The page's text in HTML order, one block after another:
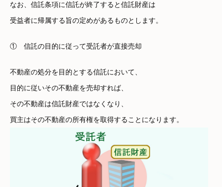
なお、信託条項に信託が終了すると信託財産は
受益者に帰属する旨の定めがあるものとします。
① 信託の目的に従って受託者が直接売却
不動産の処分を目的とする信託において、
目的に従いその不動産を売却すれば、
その不動産は信託財産ではなくなり、
買主はその不動産の所有権を取得することになります。